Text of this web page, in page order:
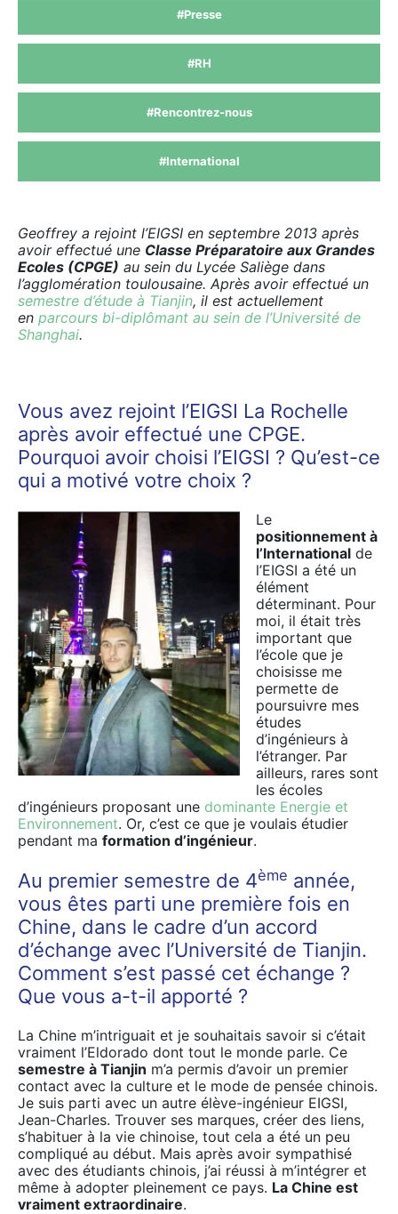
#Presse
#RH
#Rencontrez-nous
#International
Geoffrey a rejoint l’EIGSI en septembre 2013 après
avoir effectué une Classe Préparatoire aux Grandes
Ecoles (CPGE) au sein du Lycée Saliège dans
l’agglomération toulousaine. Après avoir effectué un
semestre d’étude à Tianjin, il est actuellement
en parcours bi-diplômant au sein de l’Université de
Shanghai.
Vous avez rejoint l’EIGSI La Rochelle
après avoir effectué une CPGE.
Pourquoi avoir choisi l’EIGSI ? Qu’est-ce
qui a motivé votre choix ?
Le
positionnement à
l’International de
l’EIGSI a été un
élément
déterminant. Pour
moi, il était très
important que
l’école que je
choisisse me
permette de
poursuivre mes
études
d’ingénieurs à
l’étranger. Par
ailleurs, rares sont
les écoles
d’ingénieurs proposant une dominante Energie et
Environnement. Or, c’est ce que je voulais étudier
pendant ma formation d’ingénieur.
Au premier semestre de 4ème année,
vous êtes parti une première fois en
Chine, dans le cadre d’un accord
d’échange avec l’Université de Tianjin.
Comment s’est passé cet échange ?
Que vous a-t-il apporté ?
La Chine m’intriguait et je souhaitais savoir si c’était
vraiment l’Eldorado dont tout le monde parle. Ce
semestre à Tianjin m’a permis d’avoir un premier
contact avec la culture et le mode de pensée chinois.
Je suis parti avec un autre élève-ingénieur EIGSI,
Jean-Charles. Trouver ses marques, créer des liens,
s’habituer à la vie chinoise, tout cela a été un peu
compliqué au début. Mais après avoir sympathisé
avec des étudiants chinois, j’ai réussi à m’intégrer et
même à adopter pleinement ce pays. La Chine est
vraiment extraordinaire.